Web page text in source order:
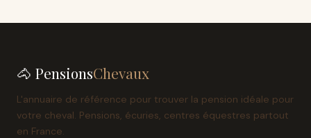
🐴 PensionsChevaux
L'annuaire de référence pour trouver la pension idéale pour
votre cheval. Pensions, écuries, centres équestres partout
en France.